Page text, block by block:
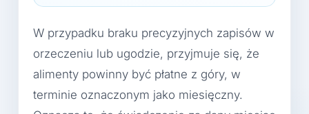
W przypadku braku precyzyjnych zapisów w
orzeczeniu lub ugodzie, przyjmuje się, że
alimenty powinny być płatne z góry, w
terminie oznaczonym jako miesięczny.